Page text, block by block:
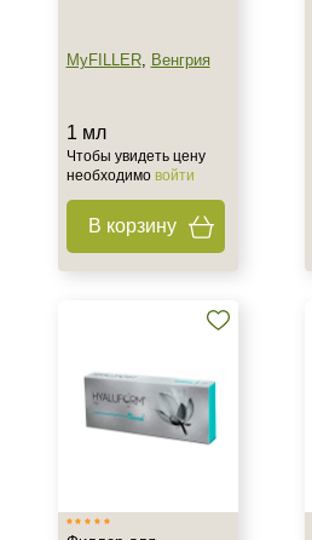
MyFILLER, Венгрия
1 мл
Чтобы увидеть цену
необходимо войти
В корзину